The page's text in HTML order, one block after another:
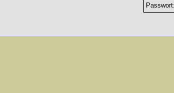
Passwort: